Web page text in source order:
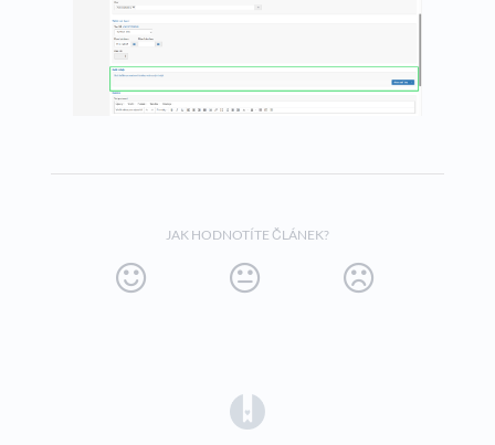
JAK HODNOTÍTE ČLÁNEK?